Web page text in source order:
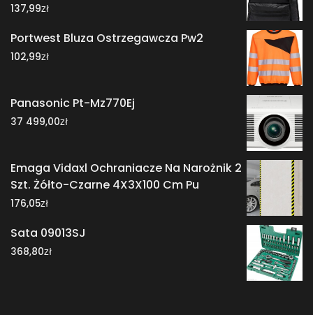
137,99zł
Portwest Bluza Ostrzegawcza Pw2
102,99zł
Panasonic Pt-Mz770Ej
37 499,00zł
Emaga Vidaxl Ochraniacze Na Narożnik 2
Szt. Żółto-Czarne 4X3X100 Cm Pu
176,05zł
Sata 09013SJ
368,80zł